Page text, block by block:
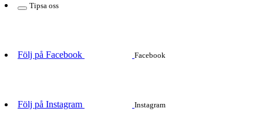
Tipsa oss
Följ på Facebook Facebook
Följ på Instagram Instagram